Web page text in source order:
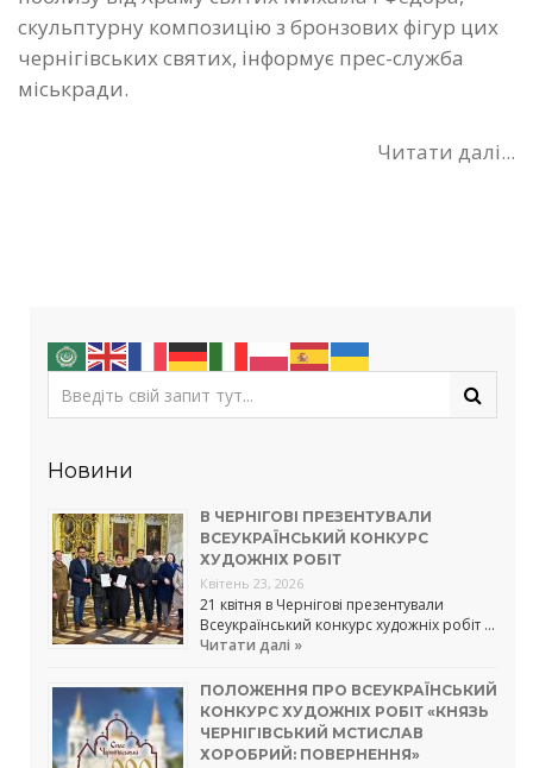
скульптурну композицію з бронзових фігур цих
чернігівських святих, інформує прес-служба
міськради.
Читати далі...
Новини
В ЧЕРНІГОВІ ПРЕЗЕНТУВАЛИ
ВСЕУКРАЇНСЬКИЙ КОНКУРС
ХУДОЖНІХ РОБІТ
Квітень 23, 2026
21 квітня в Чернігові презентували
Всеукраїнський конкурс художніх робіт …
Читати далі »
ПОЛОЖЕННЯ ПРО ВСЕУКРАЇНСЬКИЙ
КОНКУРС ХУДОЖНІХ РОБІТ «КНЯЗЬ
ЧЕРНІГІВСЬКИЙ МСТИСЛАВ
ХОРОБРИЙ: ПОВЕРНЕННЯ»